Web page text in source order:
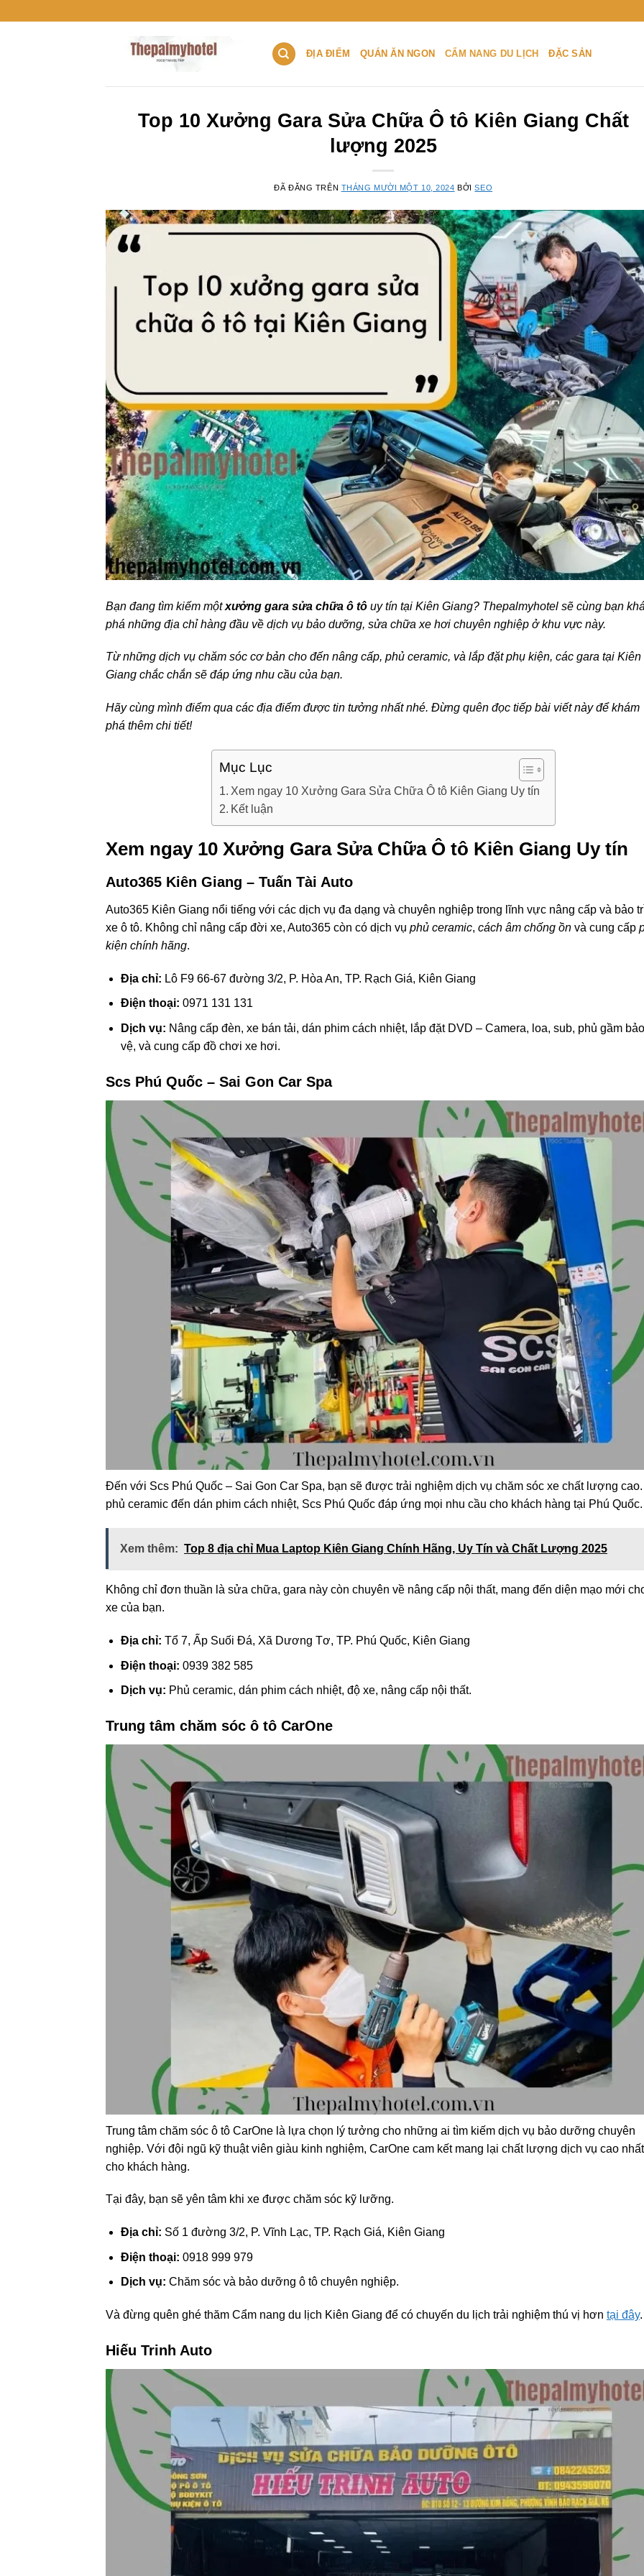
ĐỊA ĐIỂM QUÁN ĂN NGON CẨM NANG DU LỊCH ĐẶC SẢN
Top 10 Xưởng Gara Sửa Chữa Ô tô Kiên Giang Chất
lượng 2025
ĐÃ ĐĂNG TRÊN THÁNG MƯỜI MỘT 10, 2024 BỞISEO
Bạn đang tìm kiếm mộtxưởng gara sửa chữa ô tô uy tín tại Kiên Giang? Thepalmyhotel sẽ cùng bạn
phá những địa chỉ hàng đầu về dịch vụ bảo dưỡng, sửa chữa xe hơi chuyên nghiệp ở khu vực này.
Từ những dịch vụ chăm sóc cơ bản cho đến nâng cấp, phủ ceramic, và lắp đặt phụ kiện, các gara tại Kiên
Giang chắc chắn sẽ đáp ứng nhu cầu của bạn.
Hãy cùng mình điểm qua các địa điểm được tin tưởng nhất nhé. Đừng quên đọc tiếp bài viết này để khám
phá thêm chi tiết!
Mục Lục
Xem ngay 10 Xưởng Gara Sửa Chữa Ô tô Kiên Giang Uy tín
Kết luận
Xem ngay 10 Xưởng Gara Sửa Chữa Ô tô Kiên Giang Uy tín
Auto365 Kiên Giang – Tuấn Tài Auto
Auto365 Kiên Giang nổi tiếng với các dịch vụ đa dạng và chuyên nghiệp trong lĩnh vực nâng cấp và bảo
xe ô tô. Không chỉ nâng cấp đời xe, Auto365 còn có dịch vụ phủ ceramic, cách âm chống ồn và cung cấp
kiện chính hãng.
Địa chỉ: Lô F9 66-67 đường 3/2, P. Hòa An, TP. Rạch Giá, Kiên Giang
Điện thoại: 0971 131 131
Dịch vụ: Nâng cấp đèn, xe bán tải, dán phim cách nhiệt, lắp đặt DVD – Camera, loa, sub, phủ gầm bảo
vệ, và cung cấp đồ chơi xe hơi.
Scs Phú Quốc – Sai Gon Car Spa
Đến với Scs Phú Quốc – Sai Gon Car Spa, bạn sẽ được trải nghiệm dịch vụ chăm sóc xe chất lượng
phủ ceramic đến dán phim cách nhiệt, Scs Phú Quốc đáp ứng mọi nhu cầu cho khách hàng tại Phú Quốc.
Xem thêm: Top 8 địa chỉ Mua Laptop Kiên Giang Chính Hãng, Uy Tín và Chất Lượng 2025
Không chỉ đơn thuần là sửa chữa, gara này còn chuyên về nâng cấp nội thất, mang đến diện mạo mới
xe của bạn.
Địa chỉ: Tổ 7, Ấp Suối Đá, Xã Dương Tơ, TP. Phú Quốc, Kiên Giang
Điện thoại: 0939 382 585
Dịch vụ: Phủ ceramic, dán phim cách nhiệt, độ xe, nâng cấp nội thất.
Trung tâm chăm sóc ô tô CarOne
Trung tâm chăm sóc ô tô CarOne là lựa chọn lý tưởng cho những ai tìm kiếm dịch vụ bảo dưỡng chuyên
nghiệp. Với đội ngũ kỹ thuật viên giàu kinh nghiệm, CarOne cam kết mang lại chất lượng dịch vụ cao nhất
cho khách hàng.
Tại đây, bạn sẽ yên tâm khi xe được chăm sóc kỹ lưỡng.
Địa chỉ: Số 1 đường 3/2, P. Vĩnh Lạc, TP. Rạch Giá, Kiên Giang
Điện thoại: 0918 999 979
Dịch vụ: Chăm sóc và bảo dưỡng ô tô chuyên nghiệp.
Và đừng quên ghé thăm Cẩm nang du lịch Kiên Giang để có chuyến du lịch trải nghiệm thú vị hơn tại đây.
Hiếu Trinh Auto